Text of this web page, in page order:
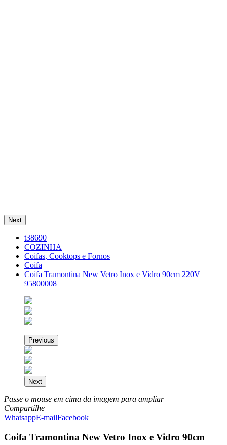
Next
t38690
COZINHA
Coifas, Cooktops e Fornos
Coifa
Coifa Tramontina New Vetro Inox e Vidro 90cm 220V
95800008
Previous
Next
Passe o mouse em cima da imagem para ampliar
Compartilhe
WhatsappE-mailFacebook
Coifa Tramontina New Vetro Inox e Vidro 90cm